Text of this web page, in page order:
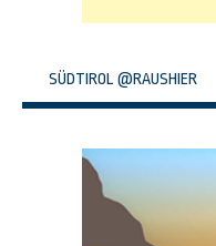
SÜDTIROL @RAUSHIER